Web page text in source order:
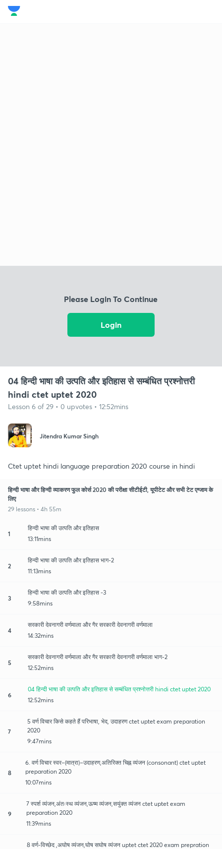
Please Login To Continue
Login
04 हिन्दी भाषा की उत्पति और इतिहास से सम्बंधित प्रश्नोत्तरी
hindi ctet uptet 2020
Lesson 6 of 29 • 0 upvotes • 12:52mins
Jitendra Kumar Singh
Ctet uptet hindi language preparation 2020 course in hindi
हिन्दी भाषा और हिन्दी व्याकरण फुल कोर्स 2020 की परीक्षा सीटीईटी, यूपीटेट और सभी टेट एग्जाम के
लिए
29 lessons • 4h 55m
1
हिन्दी भाषा की उत्पति और इतिहास
13:11mins
2
हिन्दी भाषा की उत्पति और इतिहास भाग-2
11:13mins
3
हिन्दी भाषा की उत्पति और इतिहास -3
9:58mins
4
सरकारी देवनागरी वर्णमाला और गैर सरकारी देवनागरी वर्णमाला
14:32mins
5
सरकारी देवनागरी वर्णमाला और गैर सरकारी देवनागरी वर्णमाला भाग-2
12:52mins
6
04 हिन्दी भाषा की उत्पति और इतिहास से सम्बंधित प्रश्नोत्तरी hindi ctet uptet 2020
12:52mins
7
5 वर्ण विचार किसे कहते हैं परिभाषा, भेद, उदाहरण ctet uptet exam preparation
2020
9:47mins
8
6. वर्ण विचार स्वर–(मात्रा)–उदाहरण,अतिरिक्त चिह्न व्यंजन (consonant) ctet uptet
preparation 2020
10:07mins
9
7 स्पर्श व्यंजन,अंतःस्थ व्यंजन,ऊष्म व्यंजन,सयुंक्त व्यंजन ctet uptet exam
preparation 2020
11:39mins
8 वर्ण-विच्छेद ,अघोष व्यंजन,घोष सघोष व्यंजन uptet ctet 2020 exam prepration